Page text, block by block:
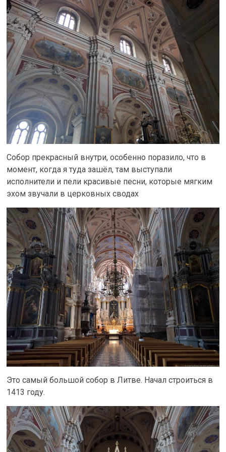
Собор прекрасный внутри, особенно поразило, что в
момент, когда я туда зашёл, там выступали
исполнители и пели красивые песни, которые мягким
эхом звучали в церковных сводах
Это самый большой собор в Литве. Начал строиться в
1413 году.